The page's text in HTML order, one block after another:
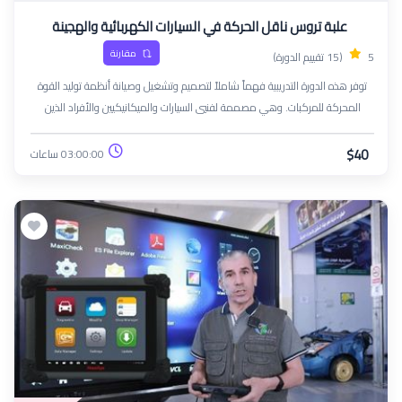
علبة تروس ناقل الحركة في السيارات الكهربائية والهجينة
5 (15 تقييم الدورة) مقارنة
توفر هذه الدورة التدريبية فهماً شاملاً لتصميم وتشغيل وصيانة أنظمة توليد القوة
المحركة للمركبات. وهي مصممة لفنيي السيارات والميكانيكيين والأفراد الذين
يسعون إلى توسيع معرفتهم بأنظمة توليد القوة المحركة مع تعزيز خبراتهم الفنية
$40 03:00:00 ساعات